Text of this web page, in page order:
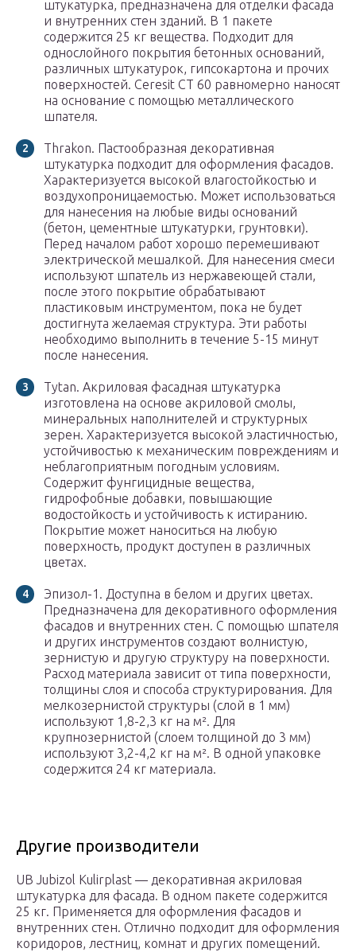
штукатурка, предназначена для отделки фасада
и внутренних стен зданий. В 1 пакете
содержится 25 кг вещества. Подходит для
однослойного покрытия бетонных оснований,
различных штукатурок, гипсокартона и прочих
поверхностей. Ceresit СТ 60 равномерно наносят
на основание с помощью металлического
шпателя.
Thrakon. Пастообразная декоративная
штукатурка подходит для оформления фасадов.
Характеризуется высокой влагостойкостью и
воздухопроницаемостью. Может использоваться
для нанесения на любые виды оснований
(бетон, цементные штукатурки, грунтовки).
Перед началом работ хорошо перемешивают
электрической мешалкой. Для нанесения смеси
используют шпатель из нержавеющей стали,
после этого покрытие обрабатывают
пластиковым инструментом, пока не будет
достигнута желаемая структура. Эти работы
необходимо выполнить в течение 5-15 минут
после нанесения.
Tytan. Акриловая фасадная штукатурка
изготовлена на основе акриловой смолы,
минеральных наполнителей и структурных
зерен. Характеризуется высокой эластичностью,
устойчивостью к механическим повреждениям и
неблагоприятным погодным условиям.
Содержит фунгицидные вещества,
гидрофобные добавки, повышающие
водостойкость и устойчивость к истиранию.
Покрытие может наноситься на любую
поверхность, продукт доступен в различных
цветах.
Эпизол-1. Доступна в белом и других цветах.
Предназначена для декоративного оформления
фасадов и внутренних стен. С помощью шпателя
и других инструментов создают волнистую,
зернистую и другую структуру на поверхности.
Расход материала зависит от типа поверхности,
толщины слоя и способа структурирования. Для
мелкозернистой структуры (слой в 1 мм)
используют 1,8-2,3 кг на м². Для
крупнозернистой (слоем толщиной до 3 мм)
используют 3,2-4,2 кг на м². В одной упаковке
содержится 24 кг материала.
Другие производители
UB Jubizol Kulirplast — декоративная акриловая
штукатурка для фасада. В одном пакете содержится
25 кг. Применяется для оформления фасадов и
внутренних стен. Отлично подходит для оформления
коридоров, лестниц, комнат и других помещений.